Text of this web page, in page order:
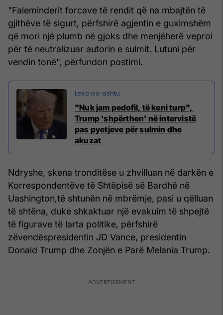
"Faleminderit forcave të rendit që na mbajtën të
gjithëve të sigurt, përfshirë agjentin e guximshëm
që mori një plumb në gjoks dhe menjëherë veproi
për të neutralizuar autorin e sulmit. Lutuni për
vendin tonë", përfundon postimi.
"Nuk jam pedofil, të keni turp",
Trump 'shpërthen' në intervistë
pas pyetjeve për sulmin dhe
akuzat
Ndryshe, skena tronditëse u zhvilluan në darkën e
Korrespondentëve të Shtëpisë së Bardhë në
Uashington,të shtunën në mbrëmje, pasi u qëlluan
të shtëna, duke shkaktuar një evakuim të shpejtë
të figurave të larta politike, përfshirë
zëvendëspresidentin JD Vance, presidentin
Donald Trump dhe Zonjën e Parë Melania Trump.